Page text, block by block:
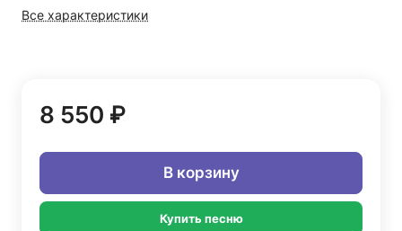
Все характеристики
8 550 ₽
В корзину
Купить песню